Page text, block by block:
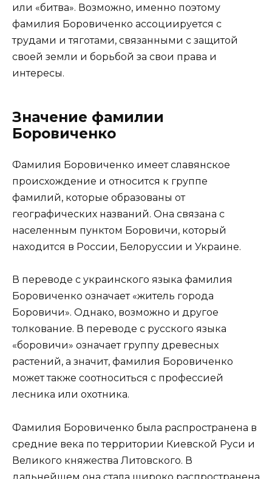
или «битва». Возможно, именно поэтому
фамилия Боровиченко ассоциируется с
трудами и тяготами, связанными с защитой
своей земли и борьбой за свои права и
интересы.
Значение фамилии
Боровиченко
Фамилия Боровиченко имеет славянское
происхождение и относится к группе
фамилий, которые образованы от
географических названий. Она связана с
населенным пунктом Боровичи, который
находится в России, Белоруссии и Украине.
В переводе с украинского языка фамилия
Боровиченко означает «житель города
Боровичи». Однако, возможно и другое
толкование. В переводе с русского языка
«боровичи» означает группу древесных
растений, а значит, фамилия Боровиченко
может также соотноситься с профессией
лесника или охотника.
Фамилия Боровиченко была распространена в
средние века по территории Киевской Руси и
Великого княжества Литовского. В
дальнейшем она стала широко распространена